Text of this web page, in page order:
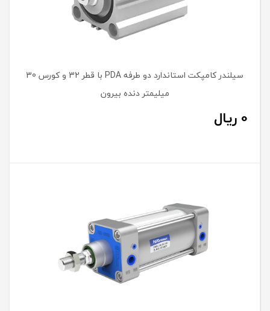
سیلندر کامپکت استاندارد دو طرفه PDA با قطر 32 و کورس 30
میلیمتر دنده بیرون
0 ریال